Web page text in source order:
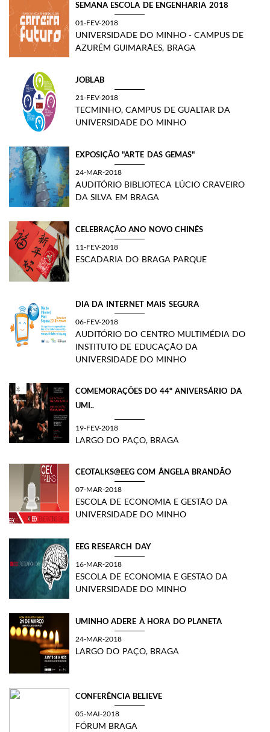
SEMANA ESCOLA DE ENGENHARIA 2018
01-FEV-2018
UNIVERSIDADE DO MINHO - CAMPUS DE
AZURÉM GUIMARÃES, BRAGA
JOBLAB
21-FEV-2018
TECMINHO, CAMPUS DE GUALTAR DA
UNIVERSIDADE DO MINHO
EXPOSIÇÃO "ARTE DAS GEMAS"
24-MAR-2018
AUDITÓRIO BIBLIOTECA LÚCIO CRAVEIRO
DA SILVA EM BRAGA
CELEBRAÇÃO ANO NOVO CHINÊS
11-FEV-2018
ESCADARIA DO BRAGA PARQUE
DIA DA INTERNET MAIS SEGURA
06-FEV-2018
AUDITÓRIO DO CENTRO MULTIMÉDIA DO
INSTITUTO DE EDUCAÇÃO DA
UNIVERSIDADE DO MINHO
COMEMORAÇÕES DO 44º ANIVERSÁRIO DA
UMI..
19-FEV-2018
LARGO DO PAÇO, BRAGA
CEOTALKS@EEG COM ÂNGELA BRANDÃO
07-MAR-2018
ESCOLA DE ECONOMIA E GESTÃO DA
UNIVERSIDADE DO MINHO
EEG RESEARCH DAY
16-MAR-2018
ESCOLA DE ECONOMIA E GESTÃO DA
UNIVERSIDADE DO MINHO
UMINHO ADERE À HORA DO PLANETA
24-MAR-2018
LARGO DO PAÇO, BRAGA
CONFERÊNCIA BELIEVE
05-MAI-2018
FÓRUM BRAGA